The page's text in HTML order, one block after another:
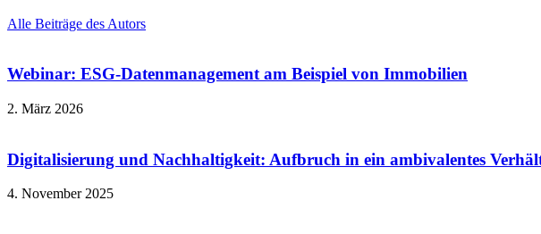
Alle Beiträge des Autors
Webinar: ESG-Datenmanagement am Beispiel von Immobilien
2. März 2026
Digitalisierung und Nachhaltigkeit: Aufbruch in ein ambivalentes
4. November 2025